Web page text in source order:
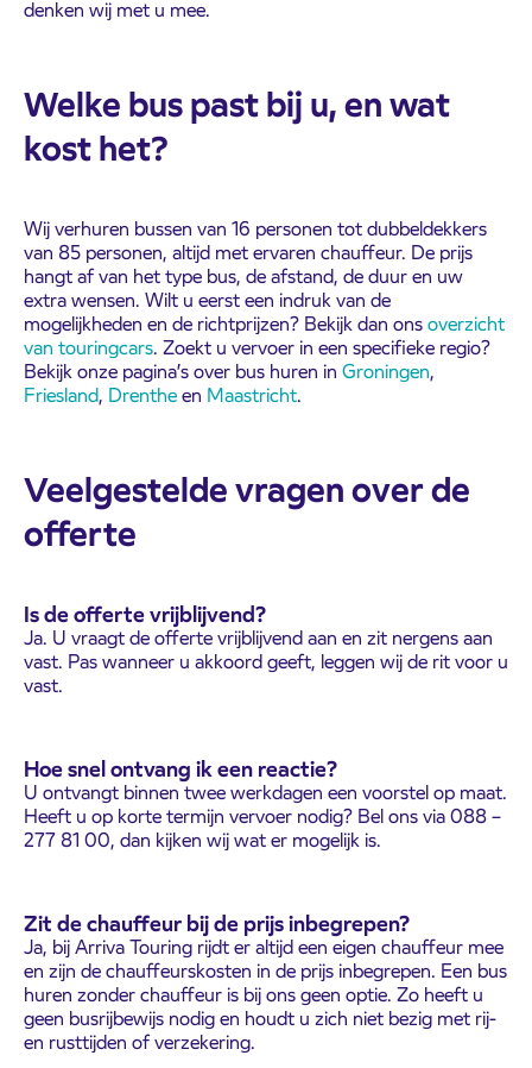
denken wij met u mee.
Welke bus past bij u, en wat
kost het?
Wij verhuren bussen van 16 personen tot dubbeldekkers
van 85 personen, altijd met ervaren chauffeur. De prijs
hangt af van het type bus, de afstand, de duur en uw
extra wensen. Wilt u eerst een indruk van de
mogelijkheden en de richtprijzen? Bekijk dan onsoverzicht
van touringcars. Zoekt u vervoer in een specifieke regio?
Bekijk onze pagina’s over bus huren in Groningen,
Friesland, Drentheen Maastricht.
Veelgestelde vragen over de
offerte
Is de offerte vrijblijvend?
Ja. U vraagt de offerte vrijblijvend aan en zit nergens aan
vast. Pas wanneer u akkoord geeft, leggen wij de rit voor u
vast.
Hoe snel ontvang ik een reactie?
U ontvangt binnen twee werkdagen een voorstel op maat.
Heeft u op korte termijn vervoer nodig? Bel ons via 088 –
277 81 00, dan kijken wij wat er mogelijk is.
Zit de chauffeur bij de prijs inbegrepen?
Ja, bij Arriva Touring rijdt er altijd een eigen chauffeur mee
en zijn de chauffeurskosten in de prijs inbegrepen. Een bus
huren zonder chauffeur is bij ons geen optie. Zo heeft u
geen busrijbewijs nodig en houdt u zich niet bezig met rij-
en rusttijden of verzekering.